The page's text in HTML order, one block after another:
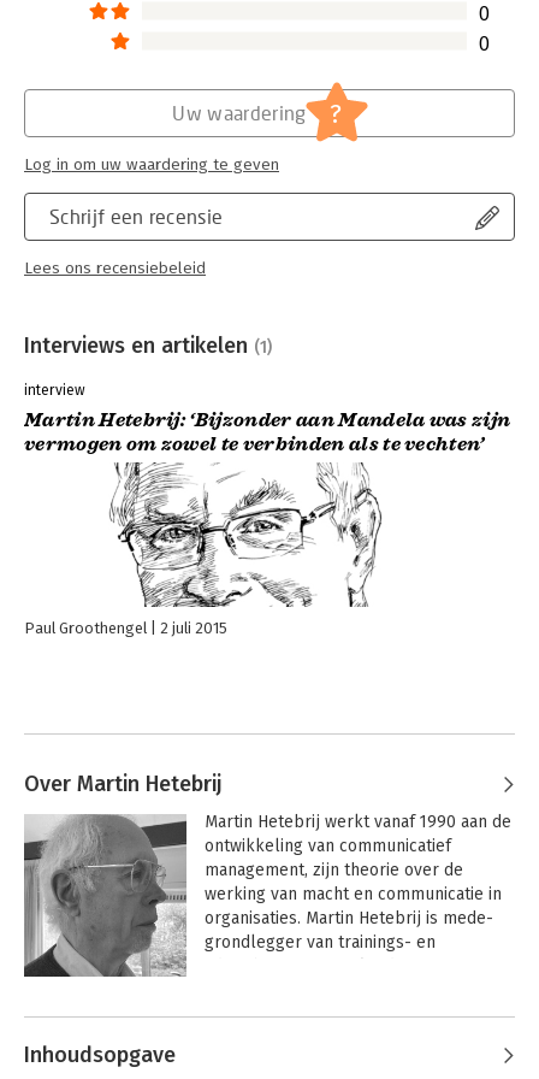
0
0
Schrijf een recensie
Lees ons recensiebeleid
Uw waardering ?
Log in om uw waardering te geven
Interviews en artikelen (1)
interview
Martin Hetebrij: ‘Bijzonder aan Mandela was zijn
vermogen om zowel te verbinden als te vechten’
Paul Groothengel 2 juli 2015
Over Martin Hetebrij
Martin Hetebrij werkt vanaf 1990 aan de
ontwikkeling van communicatief
management, zijn theorie over de
werking van macht en communicatie in
organisaties. Martin Hetebrij is mede-
grondlegger van trainings- en
geschreven, van meer theoretisch naar
Andere boeken door Martin
Hetebrij
Inhoudsopgave